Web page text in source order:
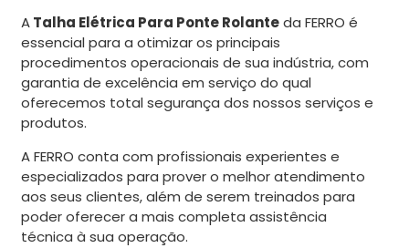
ATalha Elétrica Para Ponte Rolanteda FERRO é
essencial para a otimizar os principais
procedimentos operacionais de sua indústria, com
garantia de excelência em serviço do qual
oferecemos total segurança dos nossos serviços e
produtos.
A FERRO conta com profissionais experientes e
especializados para prover o melhor atendimento
aos seus clientes, além de serem treinados para
poder oferecer a mais completa assistência
técnica à sua operação.